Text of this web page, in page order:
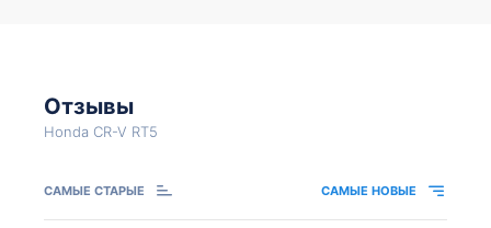
Отзывы
Honda CR-V RT5
САМЫЕ СТАРЫЕ САМЫЕ НОВЫЕ